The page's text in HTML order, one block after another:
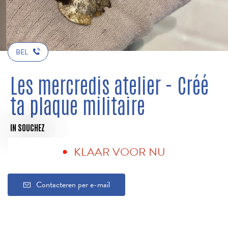
BEL
Les mercredis atelier - Créé
ta plaque militaire
IN SOUCHEZ
KLAAR VOOR NU
Contacteren per e-mail